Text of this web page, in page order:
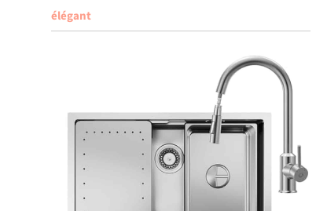
élégant